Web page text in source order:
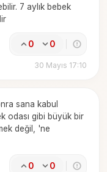
7 aylık bebek
0 0
30 Mayıs 17:10
sana kabul
odası gibi büyük bir
değil, 'ne
0 0